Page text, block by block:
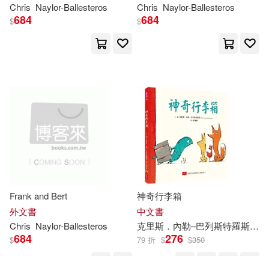
上市日期 (可複選)
一個月內上市新品(1)
其他
Chris Naylor-Ballesteros
$684
Chris Naylor-Ballesteros
$684
Frank and Bert
外文書
Chris Naylor-Ballesteros
$684
神奇行李箱
中文書
克里斯．內勒–巴列斯特羅斯柯
79 折 $276 $350